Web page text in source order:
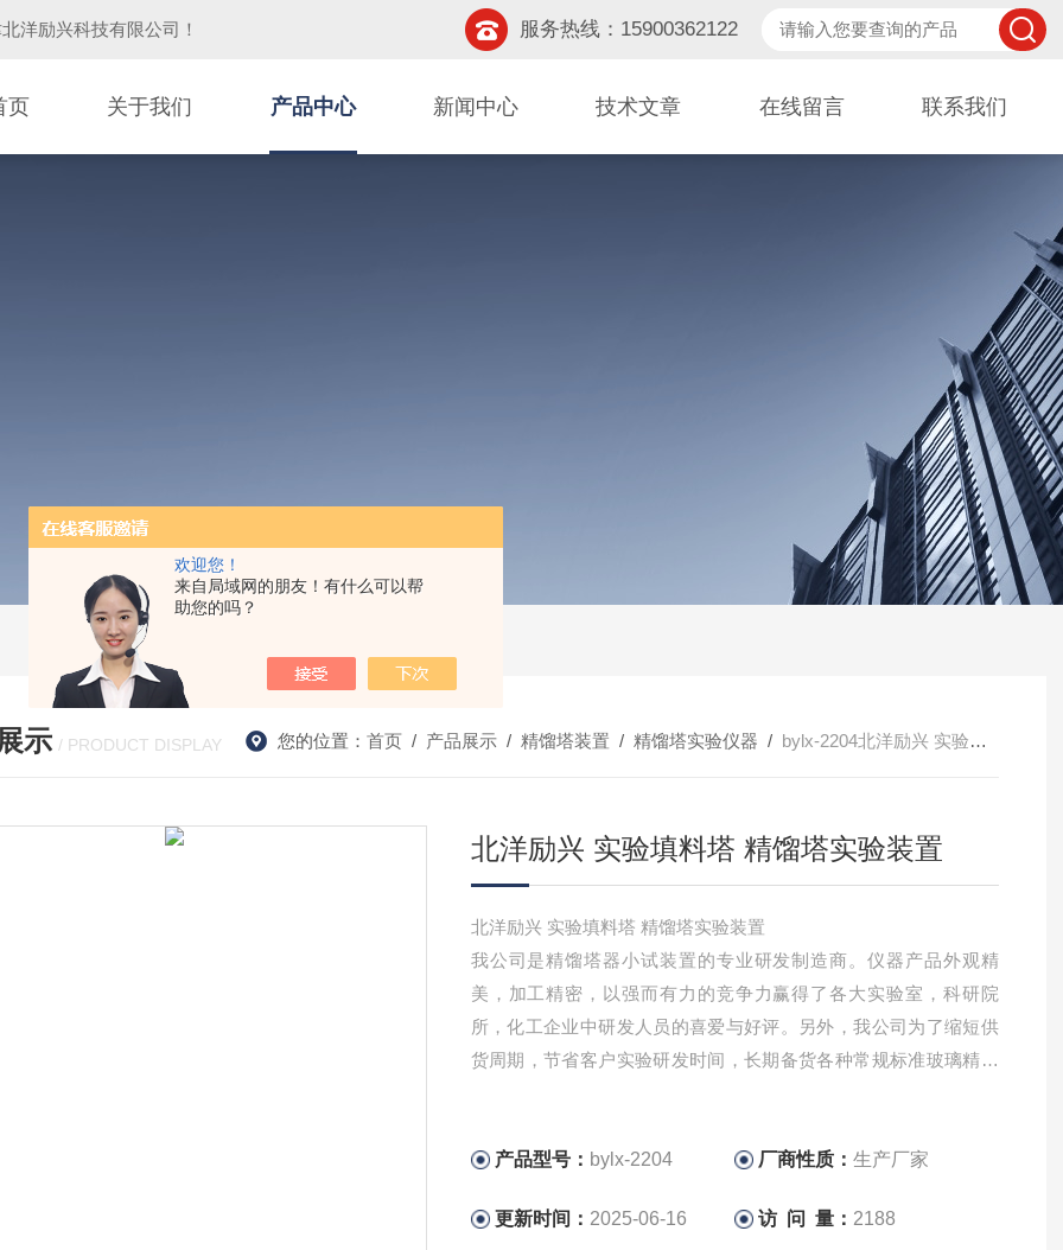
欢迎您！
来自局域网的朋友！有什么可以帮
助您的吗？
洋励兴科技有限公司 ！ 服务热线：15900362122
页 关于我们 产品中心 新闻中心 技术文章 在线留言 联系我们
示 / PRODUCT DISPLAY 您的位置： 首页/ 产品展示/ 精馏塔装置 / 精馏塔实验仪器 / bylx-2204北洋励兴 实验填料塔 精馏塔实验装置
北洋励兴 实验填料塔 精馏塔实验装置
北洋励兴 实验填料塔 精馏塔实验装置
我公司是精馏塔器小试装置的专业研发制造商。仪器产品外观精
美，加工精密，以强而有力的竞争力赢得了各大实验室，科研院
所，化工企业中研发人员的喜爱与好评。另外，我公司为了缩短供
货周期，节省客户实验研发时间，长期备货各种常规标准玻璃精馏
产品型号： bylx-2204 厂商性质：生产厂家
更新时间： 2025-06-16 访 问 量： 2188